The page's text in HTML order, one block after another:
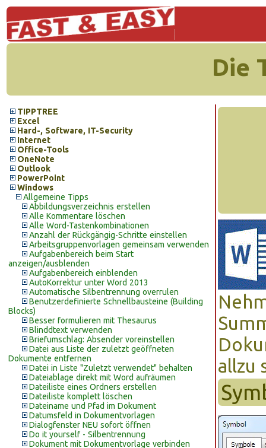
Die
TIPPTREE
Excel
Hard-, Software, IT-Security
Internet
Office-Tools
OneNote
Outlook
PowerPoint
Windows
Allgemeine Tipps
Abbildungsverzeichnis erstellen
Alle Kommentare löschen
Alle Word-Tastenkombinationen
Anzahl der Rückgängig-Schritte einstellen
Arbeitsgruppenvorlagen gemeinsam verwenden
Aufgabenbereich beim Start
anzeigen/ausblenden
Aufgabenbereich einblenden
AutoKorrektur unter Word 2013
Automatische Silbentrennung overrulen
Benutzerdefinierte Schnellbausteine (Building
Blocks)
Besser formulieren mit Thesaurus
Blinddtext verwenden
Briefumschlag: Absender voreinstellen
Datei aus Liste der zuletzt geöffneten
Dokumente entfernen
Datei in Liste "Zuletzt verwendet" behalten
Dateiablage direkt mit Word aufräumen
Dateiliste eines Ordners erstellen
Dateiliste komplett löschen
Dateiname und Pfad im Dokument
Datumsfeld in Dokumentvorlagen
Dialogfenster NEU sofort öffnen
Do it yourself - Silbentrennung
Dokument mit Dokumentvorlage verbinden
allzu